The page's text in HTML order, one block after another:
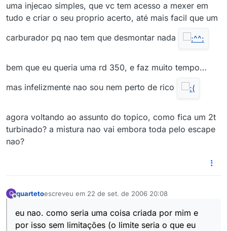
uma injecao simples, que vc tem acesso a mexer em
tudo e criar o seu proprio acerto, até mais facil que um
carburador pq nao tem que desmontar nada
bem que eu queria uma rd 350, e faz muito tempo…
mas infelizmente nao sou nem perto de rico
agora voltando ao assunto do topico, como fica um 2t
turbinado? a mistura nao vai embora toda pelo escape
nao?
Q quartetoescreveu em 22 de set. de 2006 20:08
última edição por
eu nao. como seria uma coisa criada por mim e
por isso sem limitações (o limite seria o que eu